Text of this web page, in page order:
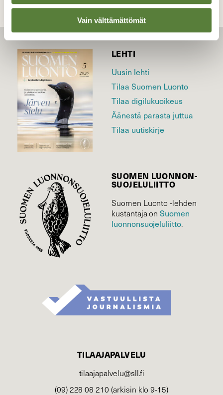
Vain välttämättömät
LEHTI
Uusin lehti
Tilaa Suomen Luonto
Tilaa digilukuoikeus
Äänestä parasta juttua
Tilaa uutiskirje
SUOMEN LUONNON­
SUOJELU­LIITTO
Suomen Luonto -lehden
kustantaja onSuomen
luonnonsuojelu­liitto.
TILAAJAPALVELU
tilaajapalvelu@sll.fi
(09) 228 08 210 (arkisin klo 9-15)